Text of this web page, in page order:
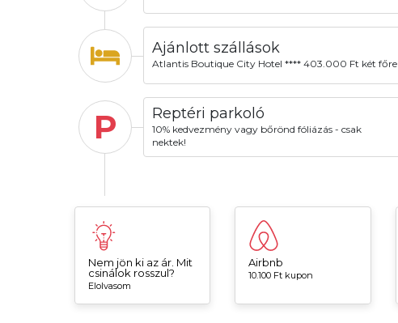
Ajánlott szállások
Atlantis Boutique City Hotel **** 403.000 Ft két főre
P Reptéri parkoló
10% kedvezmény vagy bőrönd fóliázás - csak
nektek!
Nem jön ki az ár. Mit
csinálok rosszul?
Elolvasom
Airbnb
10.100 Ft kupon